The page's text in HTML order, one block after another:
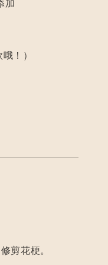
！）
剪花梗。